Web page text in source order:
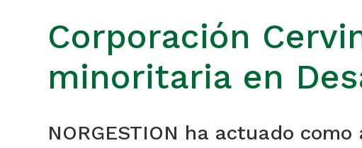
Corporación
minoritaria en
NORGESTION ha actuado